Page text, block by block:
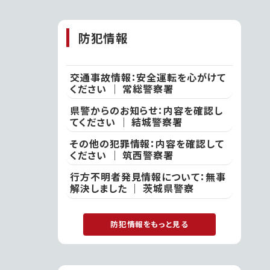
岡市
防犯情報
交通事故情報：安全運転を心がけて
ください ｜ 常総警察署
県警からのお知らせ：内容を確認し
てください ｜ 結城警察署
その他の犯罪情報：内容を確認して
ください ｜ 筑西警察署
行方不明者発見情報について：無事
解決しました ｜ 茨城県警察
防犯情報をもっと見る